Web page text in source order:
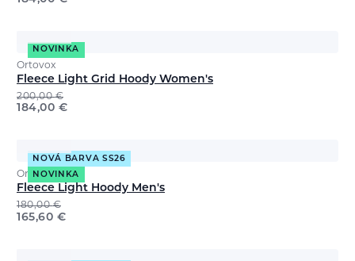
NOVINKA
Ortovox
Fleece Light Grid Hoody Women's
200,00€
184,00 €
NOVÁ BARVA SS26
NOVINKA
Ortovox
Fleece Light Hoody Men's
180,00€
165,60 €